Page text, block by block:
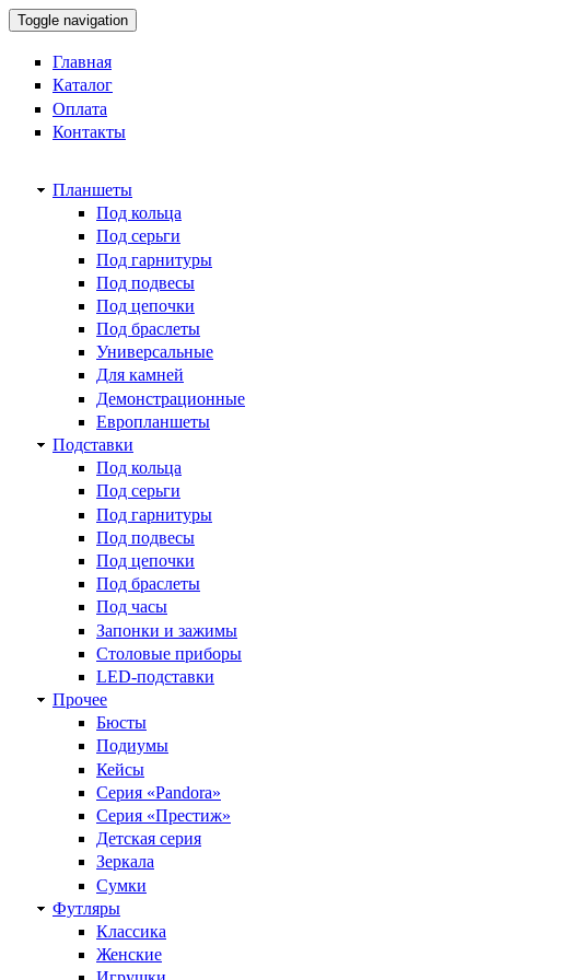
Toggle navigation
Главная
Каталог
Оплата
Контакты
Планшеты
Под кольца
Под серьги
Под гарнитуры
Под подвесы
Под цепочки
Под браслеты
Универсальные
Для камней
Демонстрационные
Европланшеты
Подставки
Под кольца
Под серьги
Под гарнитуры
Под подвесы
Под цепочки
Под браслеты
Под часы
Запонки и зажимы
Столовые приборы
LED-подставки
Прочее
Бюсты
Подиумы
Кейсы
Серия «Pandora»
Серия «Престиж»
Детская серия
Зеркала
Сумки
Футляры
Классика
Женские